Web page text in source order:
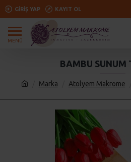
GIRIŞ YAP KAYIT OL
Marka Atolyem Makrome
BAMBU SUNUM